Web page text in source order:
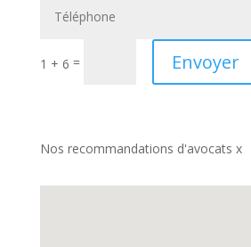
1 + 6 = Envoyer
Nos recommandations d'avocats x